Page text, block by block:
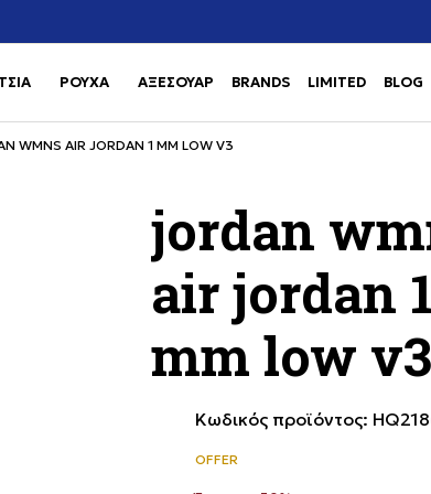
Use shift+Enter to open or close
ΡΟΥΧΑ Use shift+Enter to open or close
ΑΞΕΣΟΥΑΡ BRANDS LIMITED BLOG
WMNS AIR JORDAN 1 MM LOW V3
jordan
air jordan 1
mm low v3
Κωδικός προϊόντος:
OFFER